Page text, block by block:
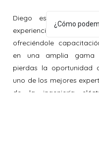
Diego está listo
experiencia y
ofreciéndole
en una amplia gama
pierdas la oportunidad
uno de los mejores
de la ingeniería
¿Cómo